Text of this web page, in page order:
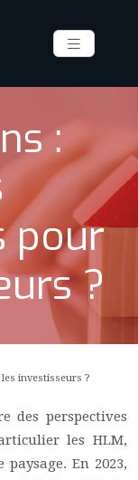
:
pour
?
investisseurs ?
des perspectives
les HLM,
En 2023,